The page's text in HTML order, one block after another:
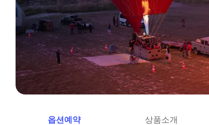
옵션예약 상품소개